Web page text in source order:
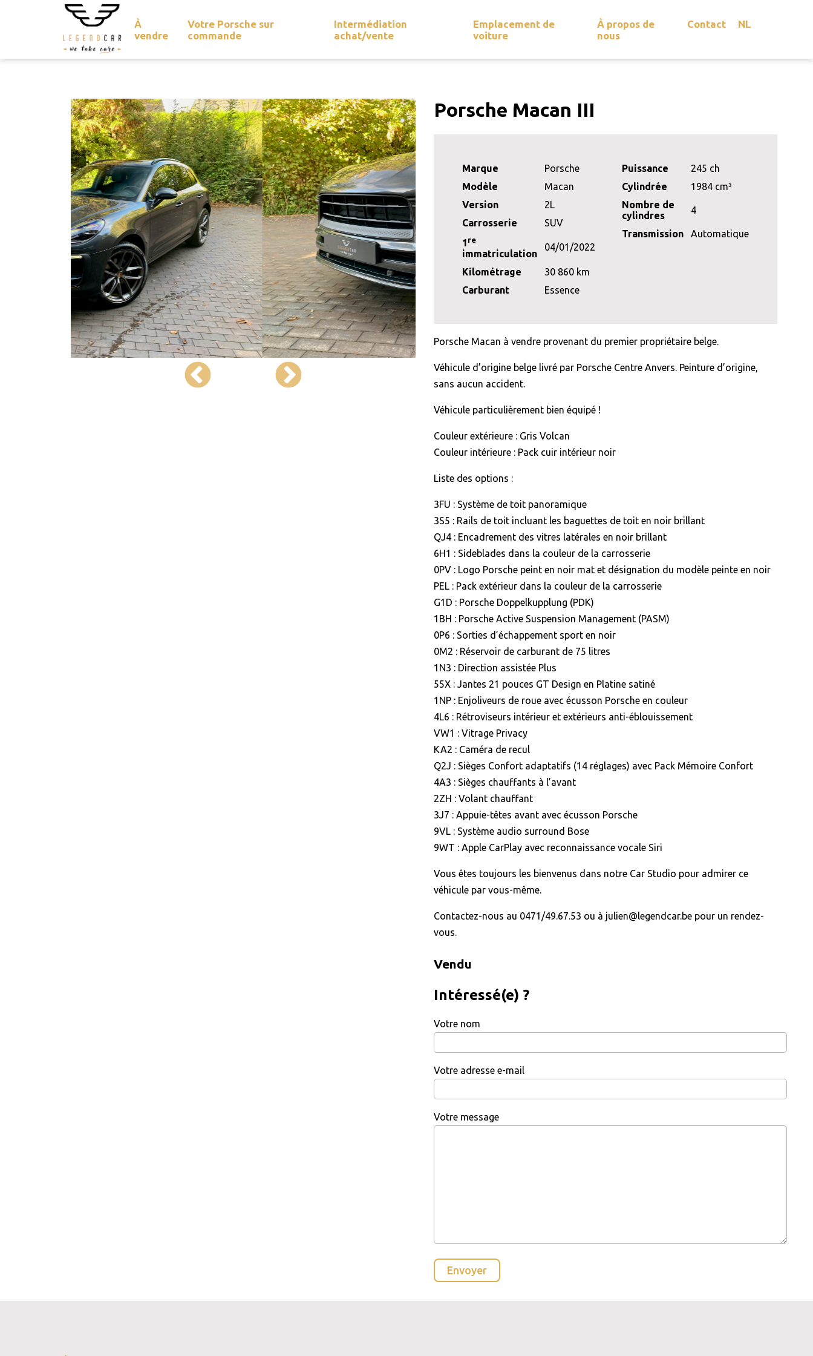
À
vendre
Votre Porsche sur
commande
Intermédiation
achat/vente
Emplacement de
voiture
À propos de
nous
Contact NL
Porsche Macan III
Marque
Porsche
Modèle
Macan
Version
2L
Carrosserie
SUV
1 re
immatriculation
04/01/2022
Kilométrage
30 860 km
Carburant
Essence
Puissance
245 ch
Cylindrée
1984 cm³
Nombre de
cylindres
4
Transmission Automatique
Porsche Macan à vendre provenant du premier propriétaire belge.
Véhicule d’origine belge livré par Porsche Centre Anvers. Peinture d’origine,
sans aucun accident.
Véhicule particulièrement bien équipé !
Couleur extérieure : Gris Volcan
Couleur intérieure : Pack cuir intérieur noir
Liste des options :
3FU : Système de toit panoramique
3S5 : Rails de toit incluant les baguettes de toit en noir brillant
QJ4 : Encadrement des vitres latérales en noir brillant
6H1 : Sideblades dans la couleur de la carrosserie
0PV : Logo Porsche peint en noir mat et désignation du modèle peinte en noir
PEL : Pack extérieur dans la couleur de la carrosserie
G1D : Porsche Doppelkupplung (PDK)
1BH : Porsche Active Suspension Management (PASM)
0P6 : Sorties d’échappement sport en noir
0M2 : Réservoir de carburant de 75 litres
1N3 : Direction assistée Plus
55X : Jantes 21 pouces GT Design en Platine satiné
1NP : Enjoliveurs de roue avec écusson Porsche en couleur
4L6 : Rétroviseurs intérieur et extérieurs anti-éblouissement
VW1 : Vitrage Privacy
KA2 : Caméra de recul
Q2J : Sièges Confort adaptatifs (14 réglages) avec Pack Mémoire Confort
4A3 : Sièges chauffants à l’avant
2ZH : Volant chauffant
3J7 : Appuie-têtes avant avec écusson Porsche
9VL : Système audio surround Bose
9WT : Apple CarPlay avec reconnaissance vocale Siri
Vous êtes toujours les bienvenus dans notre Car Studio pour admirer ce
véhicule par vous-même.
Contactez-nous au 0471/49.67.53 ou à julien@legendcar.be pour un rendez-
vous.
Vendu
Intéressé(e) ?
Votre nom
Votre adresse e-mail
Votre message